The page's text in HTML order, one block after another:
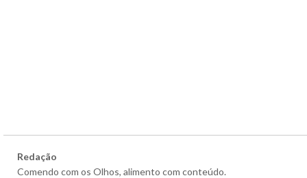
Redação
Comendo com os Olhos, alimento com conteúdo.